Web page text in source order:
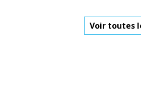
Voir toutes